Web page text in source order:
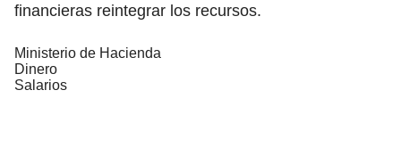
financieras reintegrar los recursos.
Ministerio de Hacienda
Dinero
Salarios